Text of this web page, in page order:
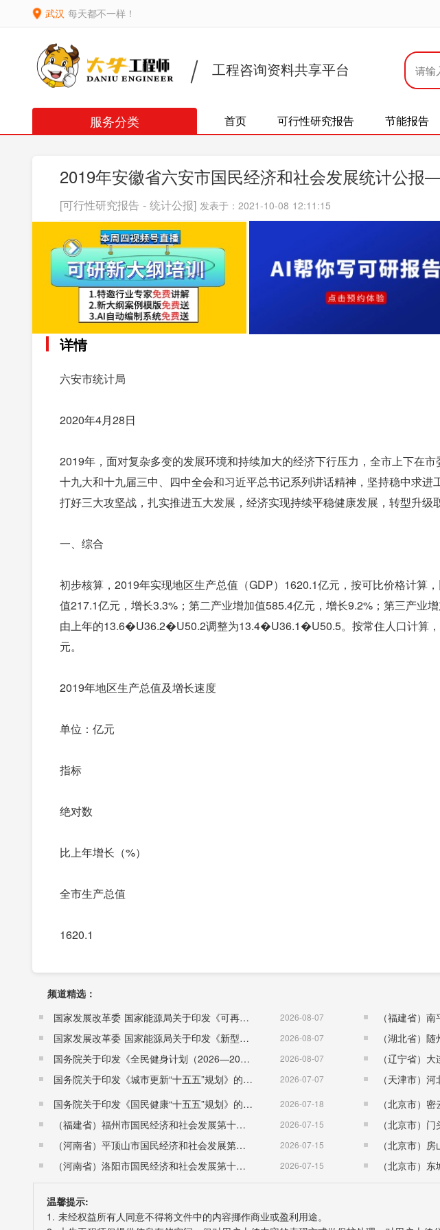
武汉 每天都不一样！
工程咨询资料共享平台
服务分类 首页 可行性研究报告 节能报告
2019年安徽省六安市国民经济和社会发展统计公报
[可行性研究报告 - 统计公报] 发表于：2021-10-08 12:11:15
详情
六安市统计局
2020年4月28日
2019年，面对复杂多变的发展环境和持续加大的经济下行压力，全市上下在
十九大和十九届三中、四中全会和习近平总书记系列讲话精神，坚持稳中求
打好三大攻坚战，扎实推进五大发展，经济实现持续平稳健康发展，转型升级
一、综合
初步核算，2019年实现地区生产总值（GDP）1620.1亿元，按可比价格计算
值217.1亿元，增长3.3%；第二产业增加值585.4亿元，增长9.2%；第三产业
由上年的13.6�U36.2�U50.2调整为13.4�U36.1�U50.5。按常住人口计算
元。
2019年地区生产总值及增长速度
单位：亿元
指标
绝对数
比上年增长（%）
全市生产总值
1620.1
8.4
第一产业
217.1
3.3
第二产业
585.4
9.2
频道精选：
国家发展改革委 国家能源局关于印发《可再生能源发展“十五五”规划》的通知 （发改能源〔2026〕1067号）
2026-08-07
国家发展改革委 国家能源局关于印发《新型电力系统建设“十五五”规划》的通知​ （发改能源〔2026〕942号） 2026-08-07
国务院关于印发《全民健身计划（2026—2030年）》的通知 （国发〔2026〕26号） 2026-08-07
国务院关于印发《城市更新“十五五”规划》的通知（国发〔2026〕12号） 2026-07-07
国务院关于印发《国民健康“十五五”规划》的通知 （国发〔2026〕23号） 2026-07-18
（福建省）福州市国民经济和社会发展第十五个五年规划纲要 2026-07-15
（河南省）平顶山市国民经济和社会发展第十五个五年规划纲要 2026-07-15
（河南省）洛阳市国民经济和社会发展第十五个五年规划纲要 2026-07-15
温馨提示:
1. 未经权益所有人同意不得将文件中的内容挪作商业或盈利用途。